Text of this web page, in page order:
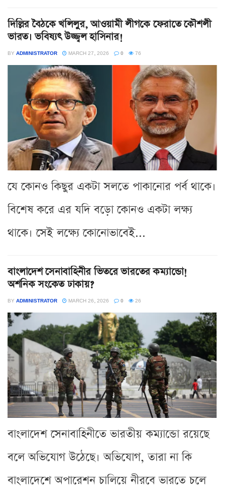
দিল্লির বৈঠকে খলিলুর, আওয়ামী লীগকে ফেরাতে কৌশলী
ভারত। ভবিষ্যৎ উজ্জ্বল হাসিনার!
BY ADMINISTRATOR MARCH 27, 2026 0 76
যে কোনও কিছুর একটা সলতে পাকানোর পর্ব থাকে।
বিশেষ করে এর যদি বড়ো কোনও একটা লক্ষ্য
থাকে। সেই লক্ষ্যে কোনোভাবেই...
বাংলাদেশ সেনাবাহিনীর ভিতরে ভারতের কম্যান্ডো!
অশনিক সংকেত ঢাকায়?
BY ADMINISTRATOR MARCH 26, 2026 0 26
বাংলাদেশ সেনাবাহিনীতে ভারতীয় কম্যান্ডো রয়েছে
বলে অভিযোগ উঠেছে। অভিযোগ, তারা না কি
বাংলাদেশে অপারেশন চালিয়ে নীরবে ভারতে চলে